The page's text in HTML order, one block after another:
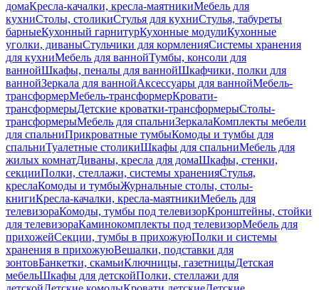
домаКресла-качалки, кресла-маятникиМебель для
кухниСтолы, столикиСтулья для кухниСтулья, табуреты
барныеКухонный гарнитурКухонные модулиКухонные
уголки, диваныСтульчики для кормленияСистемы хранения
для кухниМебель для ваннойТумбы, консоли для
ваннойШкафы, пеналы для ваннойШкафчики, полки для
ваннойЗеркала для ваннойАксессуары для ваннойМебель-
трансформерМебель-трансформерКровати-
трансформерыДетские кроватки-трансформерыСтолы-
трансформерыМебель для спальниЗеркалаКомплекты мебели
для спальниПрикроватные тумбыКомоды и тумбы для
спальниТуалетные столикиШкафы для спальниМебель для
жилых комнатДиваны, кресла для домаШкафы, стенки,
секцииПолки, стеллажи, системы храненияСтулья,
креслаКомоды и тумбыЖурнальные столы, столы-
книгиКресла-качалки, кресла-маятникиМебель для
телевизораКомоды, тумбы под телевизорКронштейны, стойки
для телевизораКаминокомплекты под телевизорМебель для
прихожейСекции, тумбы в прихожуюПолки и системы
хранения в прихожуюВешалки, подставки для
зонтовБанкетки, скамьиКлючницы, газетницыДетская
мебельШкафы для детскойПолки, стеллажи для